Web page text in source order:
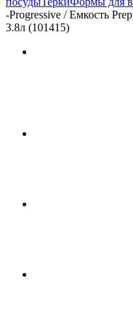
-Progressive / Емкость
3.8л (101415)